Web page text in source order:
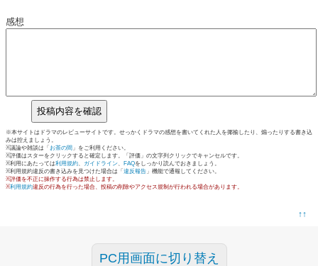
感想
※本サイトはドラマのレビューサイトです。せっかくドラマの感想を書いてくれた人を揶揄したり、煽ったりする書き込
みは控えましょう。
※議論や雑談は「 お茶の間 」をご利用ください。
※評価はスターをクリックすると確定します。「評価」の文字列クリックでキャンセルです。
※利用にあたっては利用規約、 ガイドライン、 FAQをしっかり読んでおきましょう。
※利用規約違反の書き込みを見つけた場合は「 違反報告 」機能で通報してください。
※評価を不正に操作する行為は禁止します。
※利用規約違反の行為を行った場合、投稿の削除やアクセス規制が行われる場合があります。
↑↑
PC用画面に切り替え